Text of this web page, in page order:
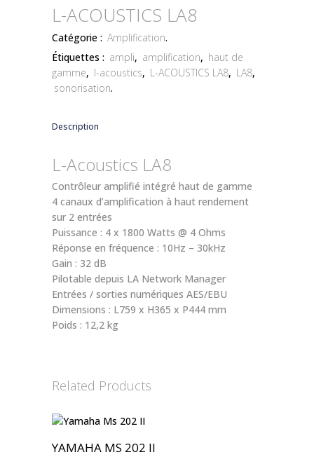
L-ACOUSTICS LA8
Catégorie : Amplification.
Étiquettes : ampli, amplification, haut de
gamme, l-acoustics, L-ACOUSTICS LA8, LA8,
sonorisation.
Description
L-Acoustics LA8
Contrôleur amplifié intégré haut de gamme
4 canaux d’amplification à haut rendement
sur 2 entrées
Puissance : 4 x 1800 Watts @ 4 Ohms
Réponse en fréquence : 10Hz – 30kHz
Gain : 32 dB
Pilotable depuis LA Network Manager
Entrées / sorties numériques AES/EBU
Dimensions : L759 x H365 x P444 mm
Poids : 12,2 kg
Related Products
YAMAHA MS 202 II